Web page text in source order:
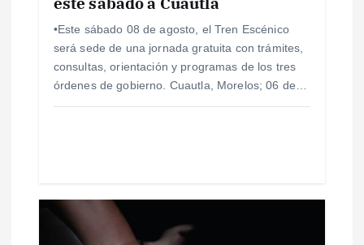
s
•Este sábado 08 de agosto, el Tren Escénico
será sede de una jornada gratuita con trámites,
consultas, orientación y programas de los tres
órdenes de gobierno. Cuautla, Morelos; 06 de…